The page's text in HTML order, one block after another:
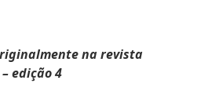
na revista
edição 4